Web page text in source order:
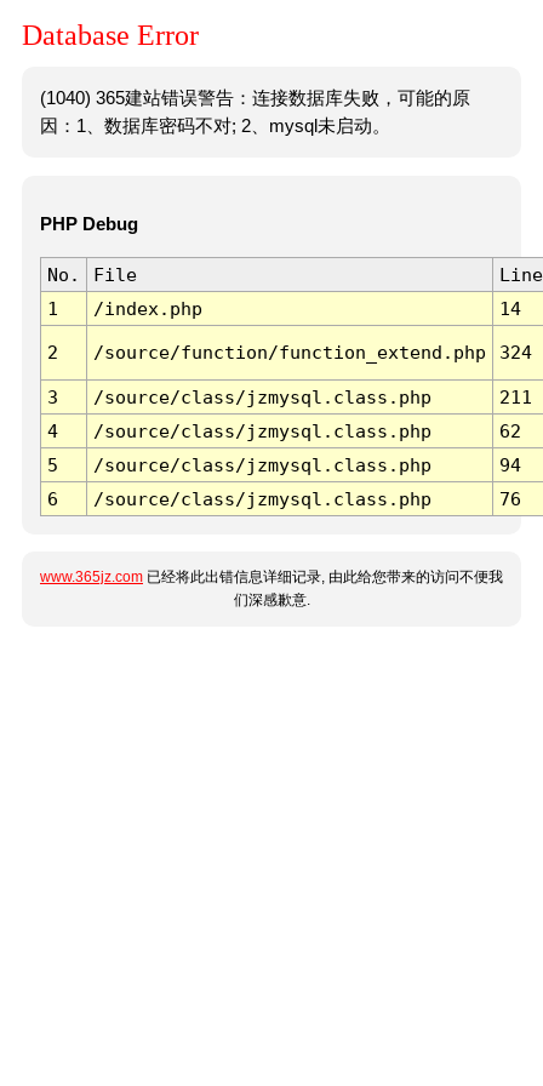
Database Error
(1040) 365建站错误警告：连接数据库失败，可能的原
因：1、数据库密码不对; 2、mysql未启动。
PHP Debug
No. File
Line
1
/index.php 14
2 /source/function/function_extend.php 324
3 /source/class/jzmysql.class.php
211
4
/source/class/jzmysql.class.php
62
5
/source/class/jzmysql.class.php
94
6
/source/class/jzmysql.class.php 76
www.365jz.com 已经将此出错信息详细记录, 由此给您带来的访问不便我
们深感歉意.